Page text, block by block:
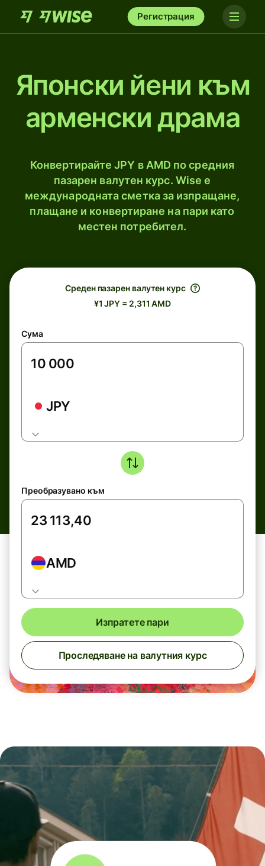
Регистрация
Японски йени към
арменски драма
Конвертирайте JPY в AMD по средния
пазарен валутен курс. Wise е
международната сметка за изпращане,
плащане и конвертиране на пари като
местен потребител.
Среден пазарен валутен курс
¥1 JPY = 2,311 AMD
Сума
JPY
Преобразувано към
AMD
Изпратете пари
Проследяване на валутния курс